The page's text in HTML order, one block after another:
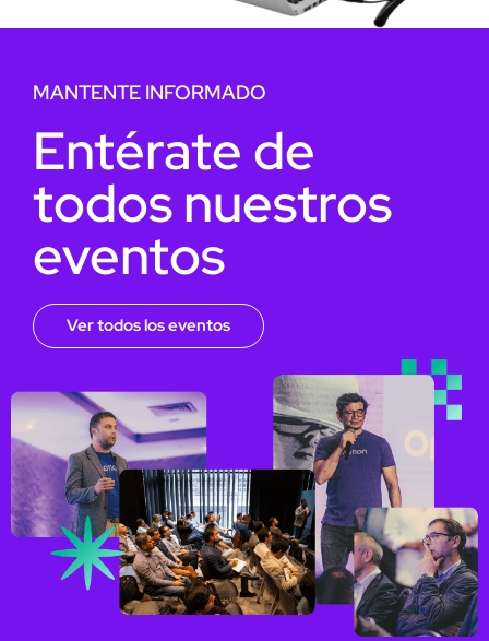
MANTENTE INFORMADO
Entérate de
todos nuestros
eventos
Ver todos los eventos